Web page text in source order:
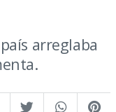
arreglaba